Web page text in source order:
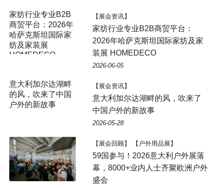
家纺行业专业B2B
商贸平台：2026年
哈萨克斯坦国际家
纺及家装展
HOMEDECO
【展会资讯】
家纺行业专业B2B商贸平台：
2026年哈萨克斯坦国际家纺及家
装展 HOMEDECO
2026-06-05
意大利加尔达湖畔
的风，吹来了中国
户外的新故事
【展会资讯】
意大利加尔达湖畔的风，吹来了
中国户外的新故事
2026-05-28
【展会回顾】 【户外用品展】
59国参与！2026意大利户外展落
幕，8000+业内人士齐聚欧洲户外
盛会